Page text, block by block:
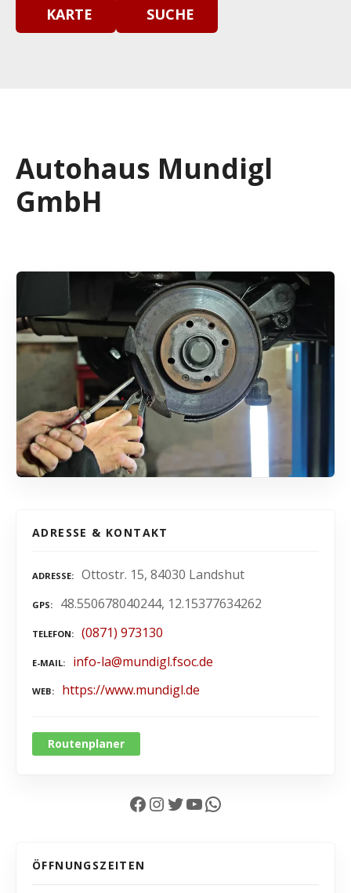
KARTE SUCHE
Autohaus Mundigl
GmbH
ADRESSE & KONTAKT
ADRESSE Ottostr. 15, 84030 Landshut
GPS 48.550678040244, 12.15377634262
TELEFON (0871) 973130
E-MAIL info-la@mundigl.fsoc.de
WEB https://www.mundigl.de
Routenplaner
Facebook InstagramTwitter YouTube WhatsApp
ÖFFNUNGSZEITEN